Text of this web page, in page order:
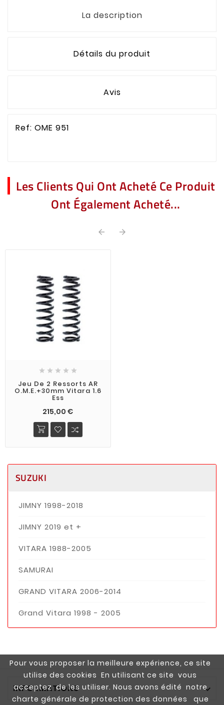
Pour vous proposer la meilleure expérience, ce site
utilise des cookies En utilisant ce site vous
acceptez de les utiliser. Nous avons édité notre
charte générale de protection des données que
La description
Détails du produit
Avis
Ref: OME 951
Les Clients Qui Ont Acheté Ce Produit
Ont Également Acheté...
 
    
Jeu De 2 Ressorts AR
O.M.E.+30mm Vitara 1.6
Ess
215,00 €
SUZUKI
JIMNY 1998-2018
JIMNY 2019 et +
VITARA 1988-2005
SAMURAI
GRAND VITARA 2006-2014
Grand Vitara 1998 - 2005
INFORMATIONS 